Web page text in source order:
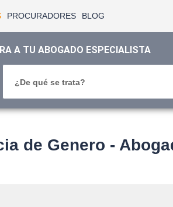
PROCURADORES BLOG
A TU ABOGADO ESPECIALISTA
¿De qué se trata?
de Genero -